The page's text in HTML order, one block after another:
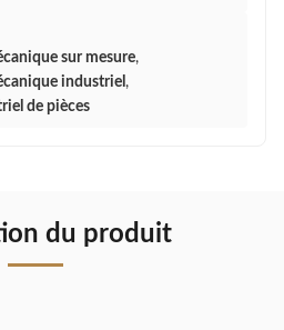
sur mesure,
industriel ,
de pièces
du produit